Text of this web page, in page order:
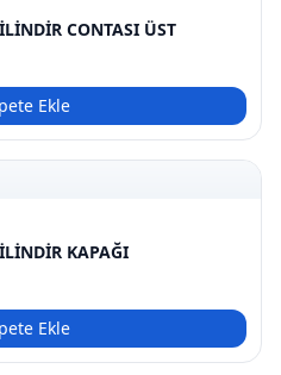
CONTASI ÜST
Ekle
KAPAĞI
Ekle